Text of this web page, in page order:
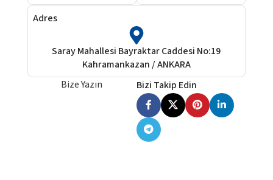
Adres
Saray Mahallesi Bayraktar Caddesi No:19
Kahramankazan / ANKARA
Bize Yazın
Bizi Takip Edin